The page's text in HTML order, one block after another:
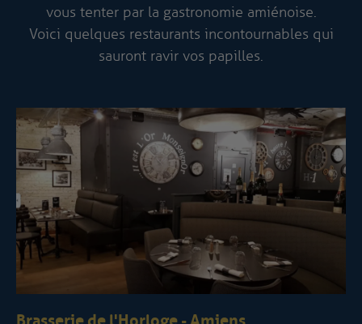
vous tenter par la gastronomie amiénoise.
Voici quelques restaurants incontournables qui
sauront ravir vos papilles.
Brasserie de l'Horloge - Amiens